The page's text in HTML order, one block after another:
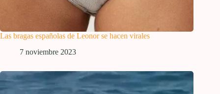
Las bragas españolas de Leonor se hacen virales
7 noviembre 2023